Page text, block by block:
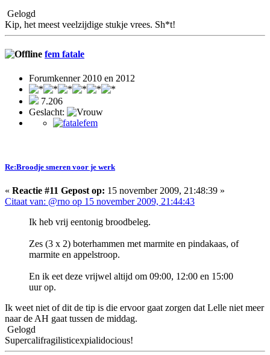
Gelogd
Kip, het meest veelzijdige stukje vrees. Sh*t!
fem fatale
Forumkenner 2010 en 2012
7.206
Geslacht:
Re:Broodje smeren voor je werk
« Reactie #11 Gepost op: 15 november 2009, 21:48:39 »
Citaat van: @rno op 15 november 2009, 21:44:43
Ik heb vrij eentonig broodbeleg.
Zes (3 x 2) boterhammen met marmite en pindakaas, of
marmite en appelstroop.
En ik eet deze vrijwel altijd om 09:00, 12:00 en 15:00
uur op.
Ik weet niet of dit de tip is die ervoor gaat zorgen dat Lelle niet meer
naar de AH gaat tussen de middag.
Gelogd
Supercalifragilisticexpialidocious!